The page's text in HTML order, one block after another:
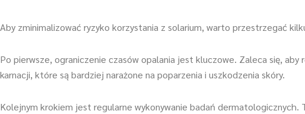
Aby zminimalizować ryzyko korzystania z solarium, warto przestrzegać
Po pierwsze, ograniczenie czasów opalania jest kluczowe. Zaleca się,
karnacji, które są bardziej narażone na poparzenia i uszkodzenia skóry.
Kolejnym krokiem jest regularne wykonywanie badań